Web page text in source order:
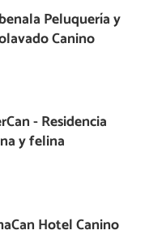
Peluquería y
Canino
- Residencia
y felina
Hotel Canino